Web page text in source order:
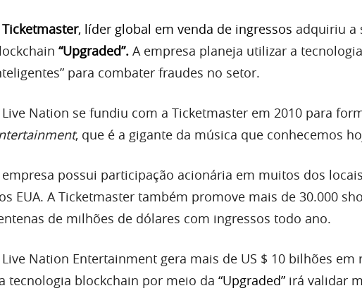
Ticketmaster, líder global em venda de ingressos adquiriu a
“Upgraded”. A empresa planeja utilizar a tecnologia
para combater fraudes no setor.
Live Nation se fundiu com a Ticketmaster em 2010 para
, que é a gigante da música que conhecemos
empresa possui participação acionária em muitos dos
EUA. A Ticketmaster também promove mais de 30.000
de milhões de dólares com ingressos todo ano.
Live Nation Entertainment gera mais de US $ 10 bilhões em
tecnologia blockchain por meio da “Upgraded” irá validar